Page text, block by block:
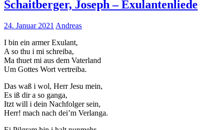
Schaitberger, Joseph – Exulantenliede
24. Januar 2021 Andreas
I bin ein armer Exulant,
A so thu i mi schreiba,
Ma thuet mi aus dem Vaterland
Um Gottes Wort vertreiba.
Das waß i wol, Herr Jesu mein,
Es iß dir a so ganga,
Itzt will i dein Nachfolger sein,
Herr! mach nach dei’m Verlanga.